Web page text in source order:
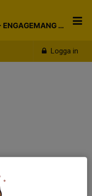
Logga in
GLÄDJE - KAMRATSKAP - ENGAGEMANG - RESPEKT